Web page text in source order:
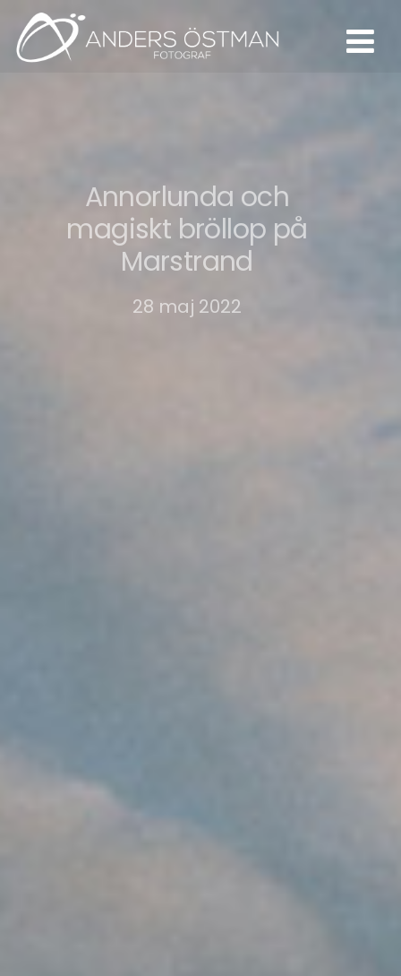
Annorlunda och
magiskt bröllop på
Marstrand
28 maj 2022